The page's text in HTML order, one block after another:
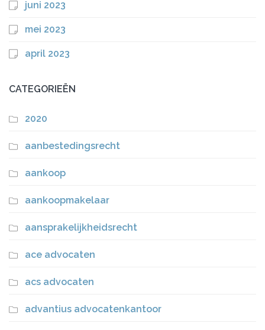
juni 2023
mei 2023
april 2023
CATEGORIEËN
2020
aanbestedingsrecht
aankoop
aankoopmakelaar
aansprakelijkheidsrecht
ace advocaten
acs advocaten
advantius advocatenkantoor